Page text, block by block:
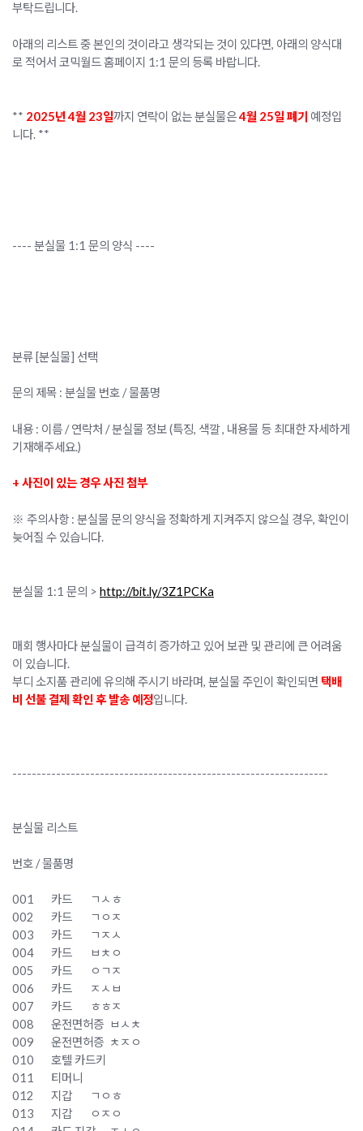
부탁드립니다.
아래의 리스트 중 본인의 것이라고 생각되는 것이 있다면, 아래의 양식대
로 적어서 코믹월드 홈페이지 1:1 문의 등록 바랍니다.
** 2025년 4월 23일까지 연락이 없는 분실물은4월 25일 폐기 예정입
니다. **
---- 분실물 1:1 문의 양식 ----
분류 [분실물] 선택
문의 제목 : 분실물 번호 / 물품명
내용 : 이름 / 연락처 / 분실물 정보 (특징, 색깔 , 내용물 등 최대한 자세하게
기재해주세요.)
+ 사진이 있는 경우 사진 첨부
※ 주의사항 : 분실물 문의 양식을 정확하게 지켜주지 않으실 경우, 확인이
늦어질 수 있습니다.
분실물 1:1 문의 > http://bit.ly/3Z1PCKa
매회 행사마다 분실물이 급격히 증가하고 있어 보관 및 관리에 큰 어려움
이 있습니다.
부디 소지품 관리에 유의해 주시기 바라며, 분실물 주인이 확인되면 택배
비 선불 결제 확인 후 발송 예정입니다.
-----------------------------------------------------------------
분실물 리스트
번호 / 물품명
001 카드
ㄱㅅㅎ
002
카드
ㄱㅇㅈ
003
카드
ㄱㅈㅅ
004
카드
ㅂㅊㅇ
005
카드
ㅇㄱㅈ
006
카드
ㅈㅅㅂ
007
카드
ㅎㅎㅈ
008
운전면허증 ㅂㅅㅊ
009
운전면허증 ㅊㅈㅇ
010
호텔 카드키
011
티머니
012
지갑
ㄱㅇㅎ
013
지갑
ㅇㅈㅇ